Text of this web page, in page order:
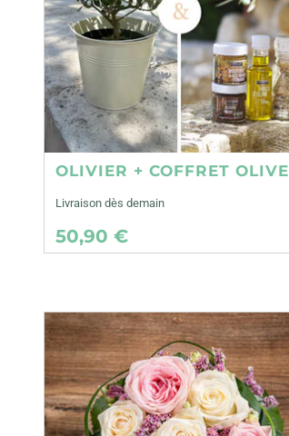
OLIVIER + COFFRET OLIVE
Livraison dès demain
50,90 €